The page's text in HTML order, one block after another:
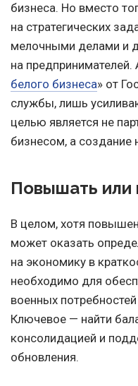
бизнеса. Но вместо
на стратегических
мелочными делами и
на предпринимателей.
белого бизнеса» от
службы, лишь
целью является не
бизнесом, а создание
Повышать или
В целом, хотя
может оказать
на экономику в
необходимо для
военных
Ключевое — найти
консолидацией и
обновления.